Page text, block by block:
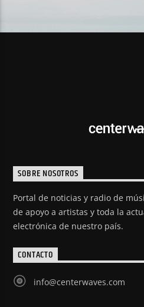
SOBRE NOSOTROS
Portal de noticias y radio de
de apoyo a artistas y toda la
electrónica de nuestro país.
CONTACTO
info@centerwaves.com